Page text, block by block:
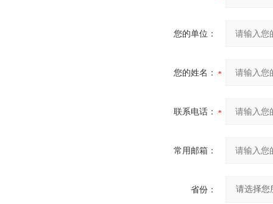
您的单位：
您的姓名：
联系电话：
常用邮箱：
省份：